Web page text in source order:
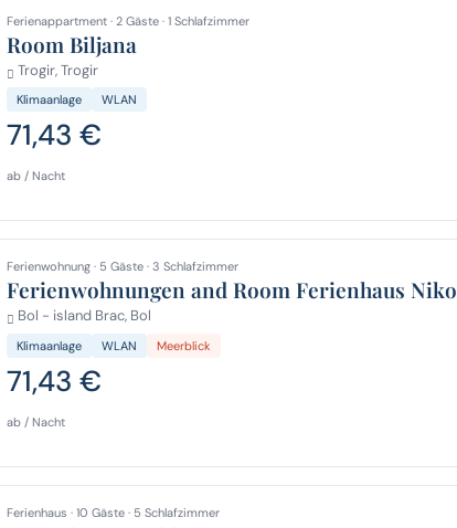
Ferienappartment · 2 Gäste · 1 Schlafzimmer
Room Biljana
Trogir, Trogir
Klimaanlage WLAN
71,43 €
ab / Nacht
Ferienwohnung · 5 Gäste · 3 Schlafzimmer
Ferienwohnungen and Room Ferienhaus Niko
Bol - island Brac, Bol
Klimaanlage WLAN Meerblick
71,43 €
ab / Nacht
Ferienhaus · 10 Gäste · 5 Schlafzimmer